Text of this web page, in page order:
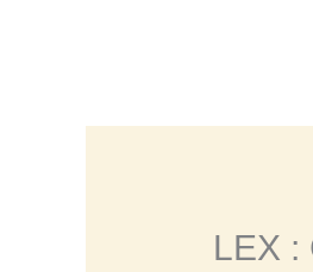
LEX :